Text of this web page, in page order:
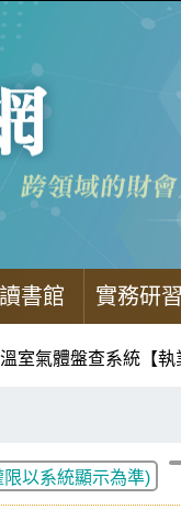
書館 實務研習
室氣體盤查系統【執
以系統顯示為準)